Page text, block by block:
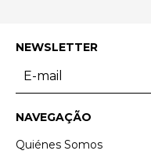
NEWSLETTER
NAVEGAÇÃO
Quiénes Somos